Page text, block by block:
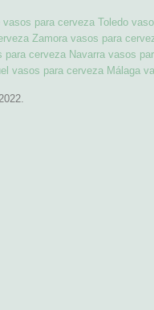
vasos para cerveza Toledo
Zamora vasos para
para cerveza Navarra vasos
vasos para cerveza Málaga